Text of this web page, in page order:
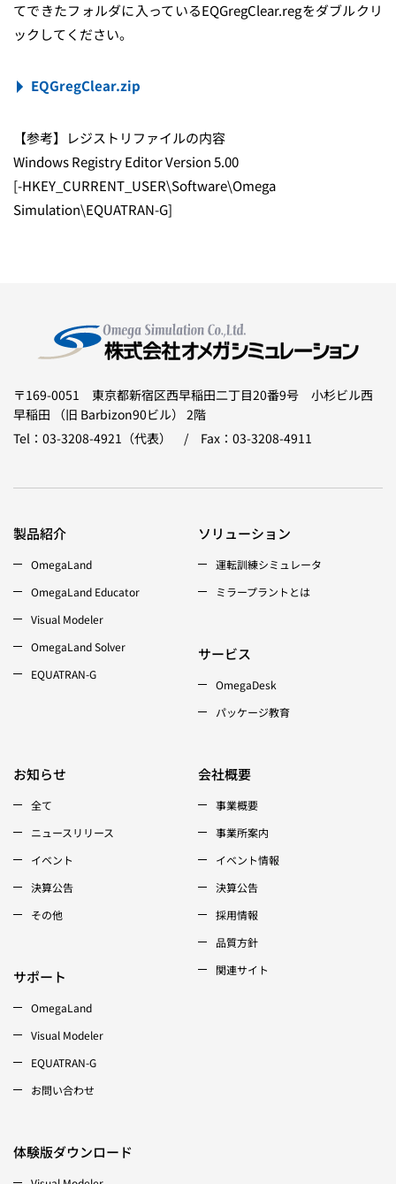
てできたフォルダに入っているEQGregClear.regをダブルクリ
ックしてください。
EQGregClear.zip
【参考】レジストリファイルの内容
Windows Registry Editor Version 5.00
[-HKEY_CURRENT_USER\Software\Omega
Simulation\EQUATRAN-G]
〒169-0051 東京都新宿区西早稲田二丁目20番9号 小杉ビル西
早稲田 （旧 Barbizon90ビル） 2階
Tel：03-3208-4921（代表） / Fax：03-3208-4911
製品紹介
OmegaLand
OmegaLand Educator
Visual Modeler
OmegaLand Solver
EQUATRAN-G
ソリューション
運転訓練シミュレータ
ミラープラントとは
サービス
OmegaDesk
パッケージ教育
お知らせ
全て
ニュースリリース
イベント
決算公告
その他
サポート
OmegaLand
Visual Modeler
EQUATRAN-G
お問い合わせ
会社概要
事業概要
事業所案内
イベント情報
決算公告
採用情報
品質方針
関連サイト
体験版ダウンロード